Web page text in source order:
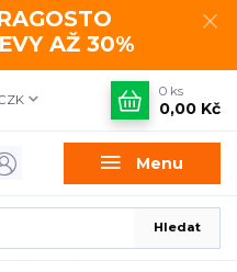
AŽ 30%
Menu
Hledat
0 ks
0,00 Kč